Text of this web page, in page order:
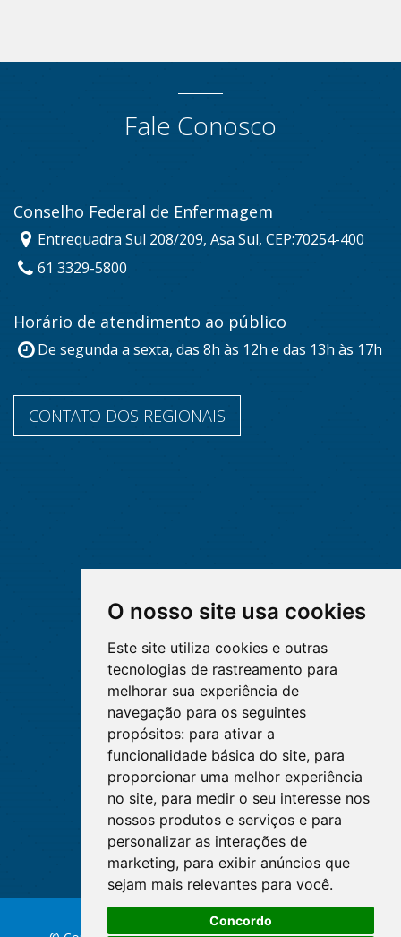
O nosso site usa cookies
Este site utiliza cookies e outras
tecnologias de rastreamento para
melhorar sua experiência de
navegação para os seguintes
propósitos: para ativar a
funcionalidade básica do site, para
proporcionar uma melhor experiência
no site, para medir o seu interesse nos
nossos produtos e serviços e para
personalizar as interações de
marketing, para exibir anúncios que
sejam mais relevantes para você.
Concordo
Fale Conosco
Conselho Federal de Enfermagem
Entrequadra Sul 208/209, Asa Sul, CEP:70254-400
61 3329-5800
Horário de atendimento ao público
De segunda a sexta, das 8h às 12h e das 13h às 17h
CONTATO DOS REGIONAIS